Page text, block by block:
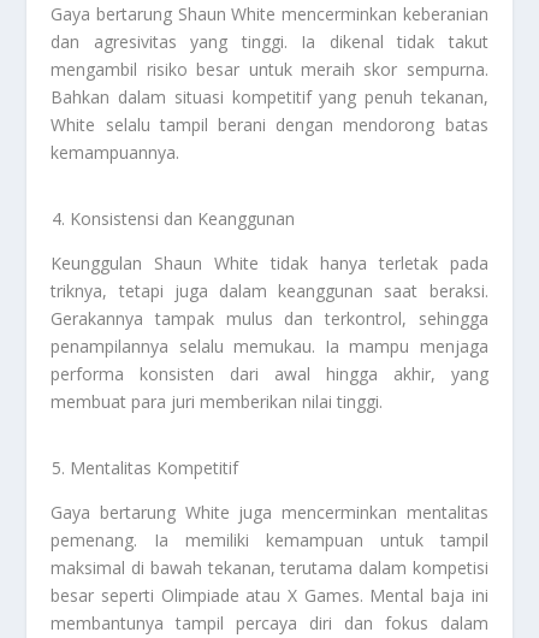
Gaya bertarung Shaun White mencerminkan keberanian
dan agresivitas yang tinggi. Ia dikenal tidak takut
mengambil risiko besar untuk meraih skor sempurna.
Bahkan dalam situasi kompetitif yang penuh tekanan,
White selalu tampil berani dengan mendorong batas
kemampuannya.
Konsistensi dan Keanggunan
Keunggulan Shaun White tidak hanya terletak pada
triknya, tetapi juga dalam keanggunan saat beraksi.
Gerakannya tampak mulus dan terkontrol, sehingga
penampilannya selalu memukau. Ia mampu menjaga
performa konsisten dari awal hingga akhir, yang
membuat para juri memberikan nilai tinggi.
Mentalitas Kompetitif
Gaya bertarung White juga mencerminkan mentalitas
pemenang. Ia memiliki kemampuan untuk tampil
maksimal di bawah tekanan, terutama dalam kompetisi
besar seperti Olimpiade atau X Games. Mental baja ini
membantunya tampil percaya diri dan fokus dalam